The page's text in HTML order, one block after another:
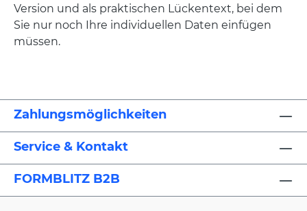
Version und als praktischen Lückentext, bei dem
Sie nur noch Ihre individuellen Daten einfügen
müssen.
Zahlungsmöglichkeiten
Service & Kontakt
FORMBLITZ B2B